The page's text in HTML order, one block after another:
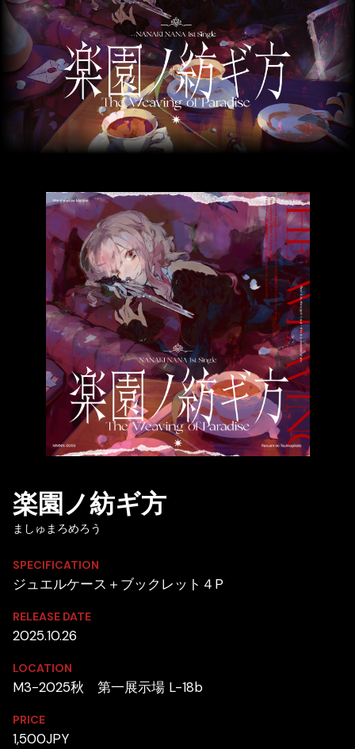
楽園ノ紡ギ方
ましゅまろめろう
SPECIFICATION
ジュエルケース＋ブックレット４P
RELEASE DATE
2025.10.26
LOCATION
M3-2025秋 第一展示場 L-18b
PRICE
1,500JPY